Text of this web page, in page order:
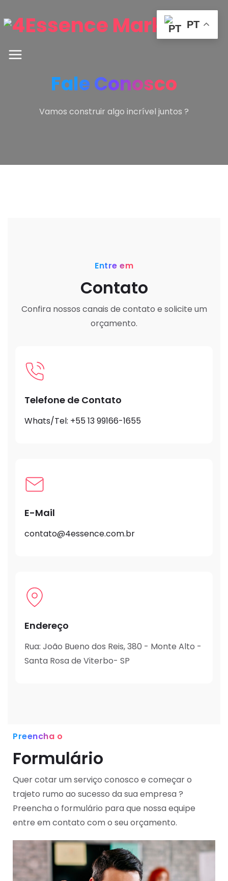
Fale Conosco
Vamos construir algo incrível juntos ?
Entre em
Contato
Confira nossos canais de contato e solicite um
orçamento.
Telefone de Contato
Whats/Tel: +55 13 99166-1655
E-Mail
contato@4essence.com.br
Endereço
Rua: João Bueno dos Reis, 380 - Monte Alto -
Santa Rosa de Viterbo- SP
Preencha o
Formulário
Quer cotar um serviço conosco e começar o
trajeto rumo ao sucesso da sua empresa ?
Preencha o formulário para que nossa equipe
entre em contato com o seu orçamento.
PT